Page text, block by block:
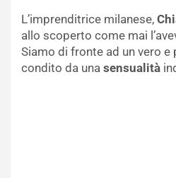
L’imprenditrice milanese,
allo scoperto come mai
Siamo di fronte ad un vero e
condito da una sensualità